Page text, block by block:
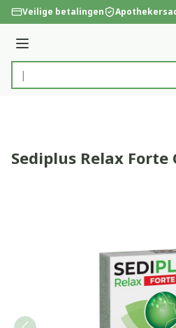
Ga naar de inhoud
Veilige betalingen
Menu
Product, merk, categorie...
Sediplus Relax Forte